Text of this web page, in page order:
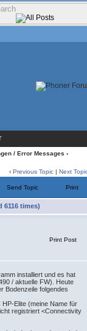
/ Error Messages ›
‹ Previous Topic | Next
Send Topic Print
6116 times)
Print Post
installiert und es hat
/ aktuelle FW). Heute
Bodenzeile folgendes
Elite (meine Name für
registriert <Connectivity